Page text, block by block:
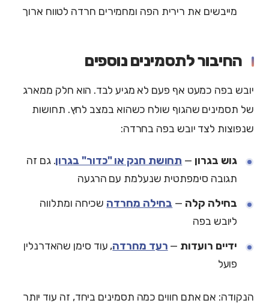
מייבשים את רירית הפה ומחמירים חרדה לטווח ארוך
החיבור לתסמינים נוספים
יובש בפה כמעט אף פעם לא מגיע לבד. הוא חלק ממארג
של תסמינים שהגוף שולח כשהוא במצב לחץ. תחושות
שנפוצות לצד יובש בפה בחרדה:
גוש בגרון — תחושת חנק או "כדור" בגרון. גם זה
תגובה סימפתטית שנעלמת עם הרגעה
בחילה קלה — בחילה מחרדה שכיחה ומתלווה
ליובש בפה
ידיים רועדות — רעד מחרדה, עוד סימן שהאדרנלין
פועל
הנקודה: אם אתם חווים כמה תסמינים ביחד, זה עוד יותר